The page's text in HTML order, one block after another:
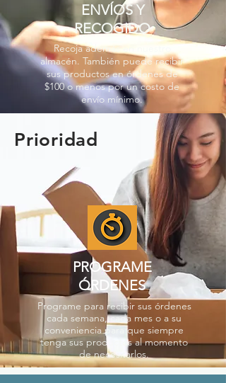
ENVÍOS Y
RECOGIDO
Recoja además en nuestro
almacén. También puede recibir
sus productos en órdenes de
$100 o menos por un costo de
envío mínimo.
Prioridad
PROGRAME
ÓRDENES
Programe para recibir sus órdenes
cada semana, cada mes o a su
conveniencia para que siempre
tenga sus productos al momento
de necesitarlos.